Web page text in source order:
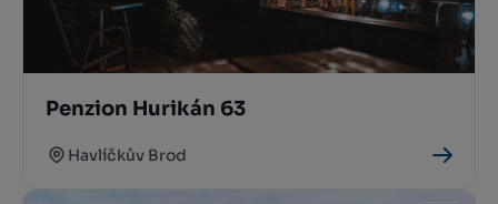
Penzion Hurikán 63
Havlíčkův Brod